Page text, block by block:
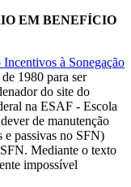
EM BENEFÍCIO
à Sonegação
1980 para ser
do site do
na ESAF - Escola
de manutenção
e passivas no SFN)
Mediante o texto
impossível